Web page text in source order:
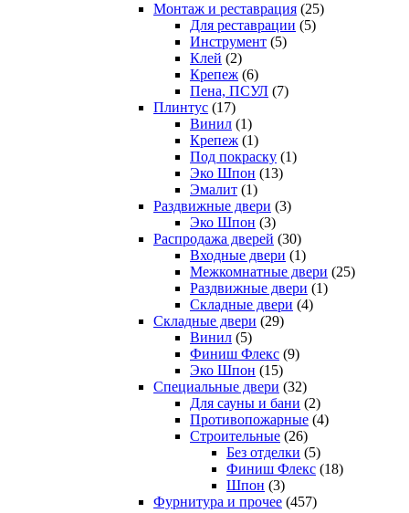
Монтаж и реставрация (25)
Для реставрации (5)
Инструмент (5)
Клей (2)
Крепеж (6)
Пена, ПСУЛ (7)
Плинтус (17)
Винил (1)
Крепеж (1)
Под покраску (1)
Эко Шпон (13)
Эмалит (1)
Раздвижные двери (3)
Эко Шпон (3)
Распродажа дверей (30)
Входные двери (1)
Межкомнатные двери (25)
Раздвижные двери (1)
Складные двери (4)
Складные двери (29)
Винил (5)
Финиш Флекс (9)
Эко Шпон (15)
Специальные двери (32)
Для сауны и бани (2)
Противопожарные (4)
Строительные (26)
Без отделки (5)
Финиш Флекс (18)
Шпон (3)
Фурнитура и прочее (457)